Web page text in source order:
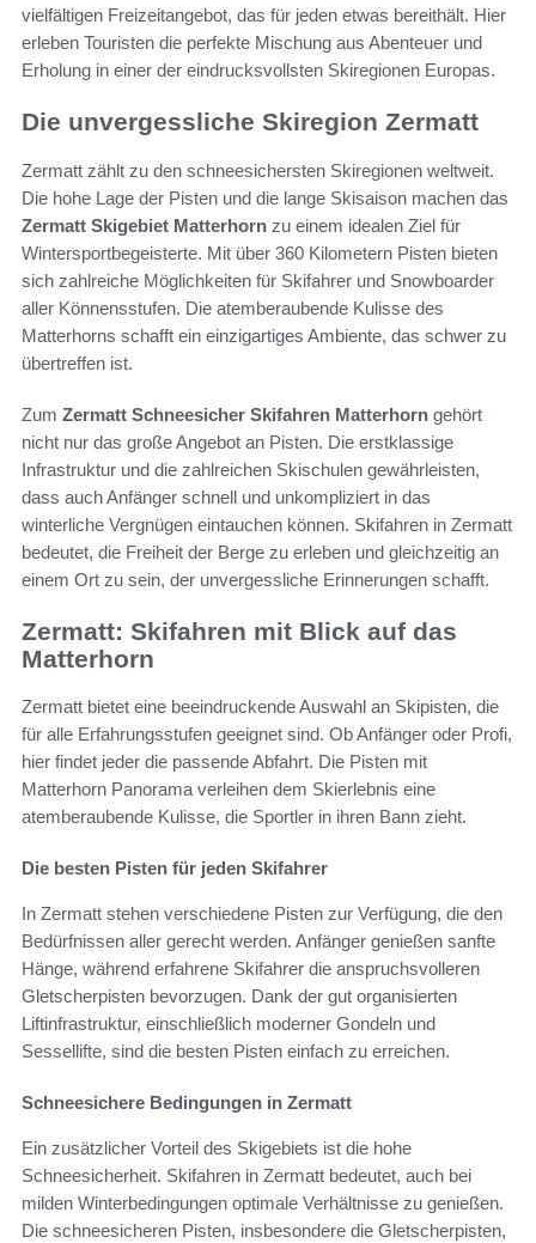
vielfältigen Freizeitangebot, das für jeden etwas bereithält. Hier
erleben Touristen die perfekte Mischung aus Abenteuer und
Erholung in einer der eindrucksvollsten Skiregionen Europas.
Die unvergessliche Skiregion Zermatt
Zermatt zählt zu den schneesichersten Skiregionen weltweit.
Die hohe Lage der Pisten und die lange Skisaison machen das
Zermatt Skigebiet Matterhorn zu einem idealen Ziel für
Wintersportbegeisterte. Mit über 360 Kilometern Pisten bieten
sich zahlreiche Möglichkeiten für Skifahrer und Snowboarder
aller Könnensstufen. Die atemberaubende Kulisse des
Matterhorns schafft ein einzigartiges Ambiente, das schwer zu
übertreffen ist.
Zum Zermatt Schneesicher Skifahren Matterhorn gehört
nicht nur das große Angebot an Pisten. Die erstklassige
Infrastruktur und die zahlreichen Skischulen gewährleisten,
dass auch Anfänger schnell und unkompliziert in das
winterliche Vergnügen eintauchen können. Skifahren in Zermatt
bedeutet, die Freiheit der Berge zu erleben und gleichzeitig an
einem Ort zu sein, der unvergessliche Erinnerungen schafft.
Zermatt: Skifahren mit Blick auf das
Matterhorn
Zermatt bietet eine beeindruckende Auswahl an Skipisten, die
für alle Erfahrungsstufen geeignet sind. Ob Anfänger oder Profi,
hier findet jeder die passende Abfahrt. Die Pisten mit
Matterhorn Panorama verleihen dem Skierlebnis eine
atemberaubende Kulisse, die Sportler in ihren Bann zieht.
Die besten Pisten für jeden Skifahrer
In Zermatt stehen verschiedene Pisten zur Verfügung, die den
Bedürfnissen aller gerecht werden. Anfänger genießen sanfte
Hänge, während erfahrene Skifahrer die anspruchsvolleren
Gletscherpisten bevorzugen. Dank der gut organisierten
Liftinfrastruktur, einschließlich moderner Gondeln und
Sessellifte, sind die besten Pisten einfach zu erreichen.
Schneesichere Bedingungen in Zermatt
Ein zusätzlicher Vorteil des Skigebiets ist die hohe
Schneesicherheit. Skifahren in Zermatt bedeutet, auch bei
milden Winterbedingungen optimale Verhältnisse zu genießen.
Die schneesicheren Pisten, insbesondere die Gletscherpisten,